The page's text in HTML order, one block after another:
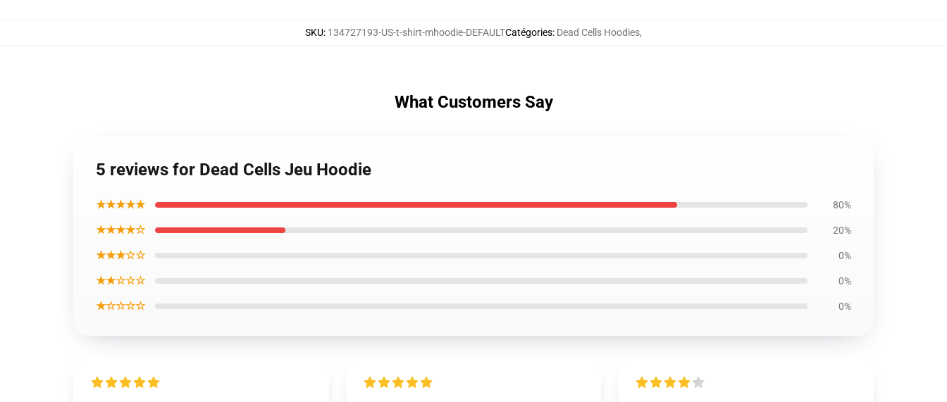
SKU: 134727193-US-t-shirt-mhoodie-DEFAULTCatégories: Dead Cells Hoodies,
What Customers Say
5 reviews for Dead Cells Jeu Hoodie
★★★★★ 80%
★★★★☆ 20%
★★★☆☆ 0%
★★☆☆☆ 0%
★☆☆☆☆ 0%